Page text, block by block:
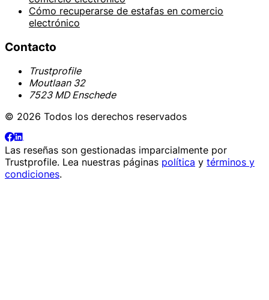
Cómo recuperarse de estafas en comercio
electrónico
Contacto
Trustprofile
Moutlaan 32
7523 MD Enschede
© 2026 Todos los derechos reservados
Las reseñas son gestionadas imparcialmente por
Trustprofile. Lea nuestras páginas política y términos y
condiciones.